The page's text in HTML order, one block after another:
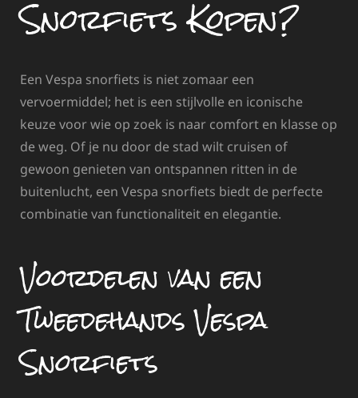
Snorfiets Kopen?
Een Vespa snorfiets is niet zomaar een
vervoermiddel; het is een stijlvolle en iconische
keuze voor wie op zoek is naar comfort en klasse op
de weg. Of je nu door de stad wilt cruisen of
gewoon genieten van ontspannen ritten in de
buitenlucht, een Vespa snorfiets biedt de perfecte
combinatie van functionaliteit en elegantie.
Voordelen van een
Tweedehands Vespa
Snorfiets